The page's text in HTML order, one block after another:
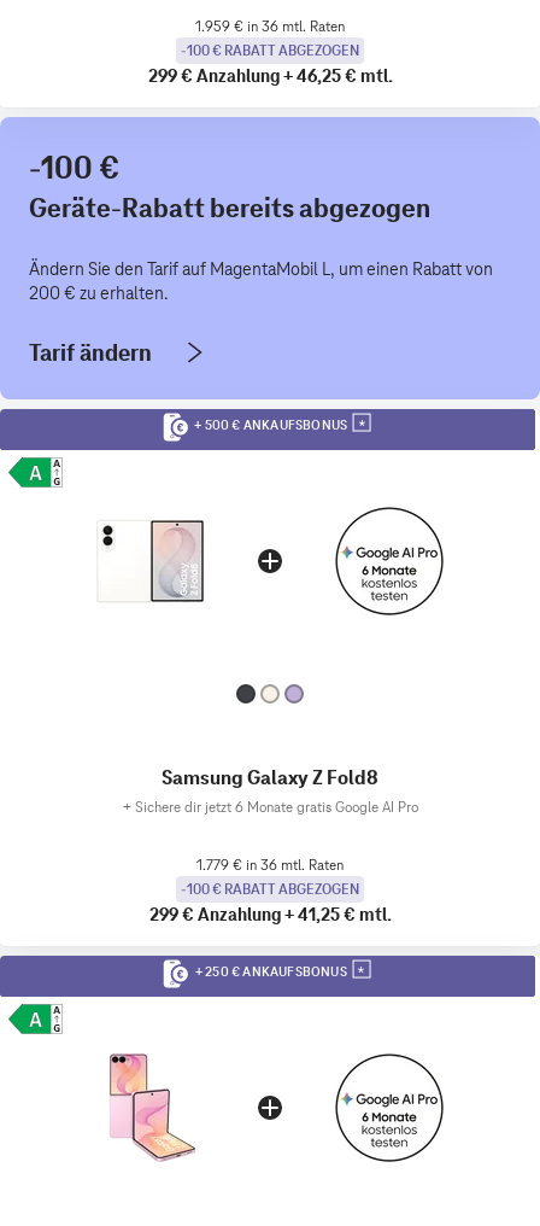
1.959 € in 36 mtl. Raten
-100 € RABATT ABGEZOGEN
299 € Anzahlung+46,25 € mtl.
-100 €
Geräte-Rabatt bereits abgezogen
Ändern Sie den Tarif auf MagentaMobil L, um einen Rabatt von
200 € zu erhalten.
Tarif ändern
+ 500 € ANKAUFSBONUS
Samsung Galaxy Z Fold8
+ Sichere dir jetzt 6 Monate gratis Google AI Pro
1.779 € in 36 mtl. Raten
-100 € RABATT ABGEZOGEN
299 € Anzahlung+41,25 € mtl.
+ 250 € ANKAUFSBONUS